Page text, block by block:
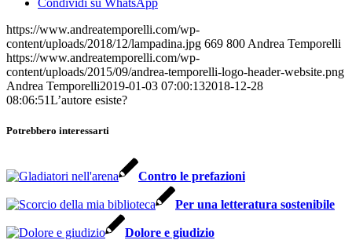
Condividi su WhatsApp
https://www.andreatemporelli.com/wp-
content/uploads/2018/12/lampadina.jpg 669 800 Andrea Temporelli
https://www.andreatemporelli.com/wp-
content/uploads/2015/09/andrea-temporelli-logo-header-website.png
Andrea Temporelli2019-01-03 07:00:132018-12-28
08:06:51L’autore esiste?
Potrebbero interessarti
Contro le prefazioni
Per una letteratura sostenibile
Dolore e giudizio